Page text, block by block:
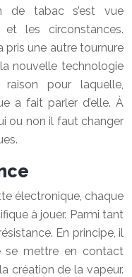
de tabac s’est vue
les circonstances.
une autre tournure
nouvelle technologie
raison pour laquelle,
a fait parler d’elle. À
ou non il faut changer
électronique, chaque
à jouer. Parmi tant
En principe, il
se mettre en contact
création de la vapeur.